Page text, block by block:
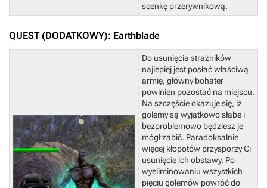
scenkę przerywnikową.
QUEST (DODATKOWY): Earthblade
Do usunięcia strażników
najlepiej jest posłać właściwą
armię, główny bohater
powinien pozostać na miejscu.
Na szczęście okazuje się, iż
golemy są wyjątkowo słabe i
bezproblemowo będziesz je
mógł zabić. Paradoksalnie
więcej kłopotów przysporzy Ci
usunięcie ich obstawy. Po
wyeliminowaniu wszystkich
pięciu golemów powróć do